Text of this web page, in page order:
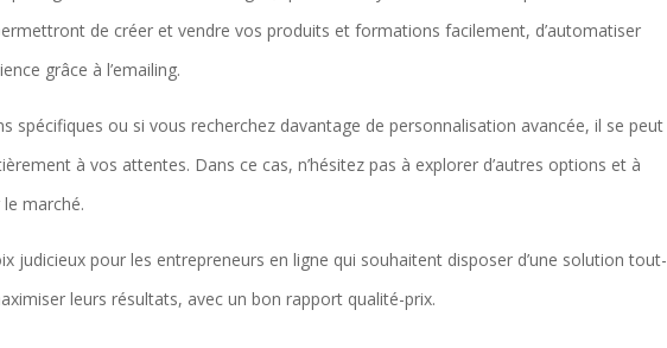
de créer et vendre vos produits et formations facilement, d’automatiser
grâce à l’emailing.
spécifiques ou si vous recherchez davantage de personnalisation avancée, il se peut
à vos attentes. Dans ce cas, n’hésitez pas à explorer d’autres options et à
marché.
judicieux pour les entrepreneurs en ligne qui souhaitent disposer d’une solution tout-
leurs résultats, avec un bon rapport qualité-prix.